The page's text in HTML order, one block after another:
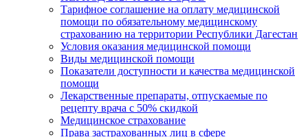
Тарифное соглашение на оплату медицинской
помощи по обязательному медицинскому
страхованию на территории Республики Дагестан
Условия оказания медицинской помощи
Виды медицинской помощи
Показатели доступности и качества медицинской
помощи
Лекарственные препараты, отпускаемые по
рецепту врача с 50% скидкой
Медицинское страхование
Права застрахованных лиц в сфере